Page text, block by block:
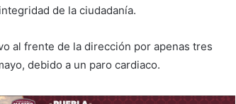
de la ciudadanía.
al frente de la dirección por apenas tres
debido a un paro cardiaco.